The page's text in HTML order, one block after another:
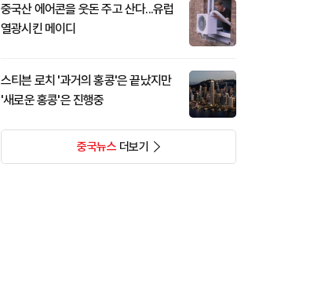
중국산 에어콘을 웃돈 주고 산다...유럽
열광시킨 메이디
스티븐 로치 '과거의 홍콩'은 끝났지만
'새로운 홍콩'은 진행중
중국뉴스더보기